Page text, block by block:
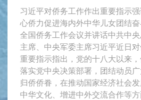
习近平对侨务工作作出重要指示
心侨力促进海内外中华儿女团结
全国侨务工作会议并讲话中共中
主席、中央军委主席习近平近日
重要指示指出，党的十八大以来
落实党中央决策部署，团结动员
归侨侨眷，在推动国家经济社会
中华文化、增进中外交流合作等